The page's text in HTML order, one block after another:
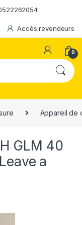
Accès revendeurs
0
Appareil de
GLM 40
Leave a